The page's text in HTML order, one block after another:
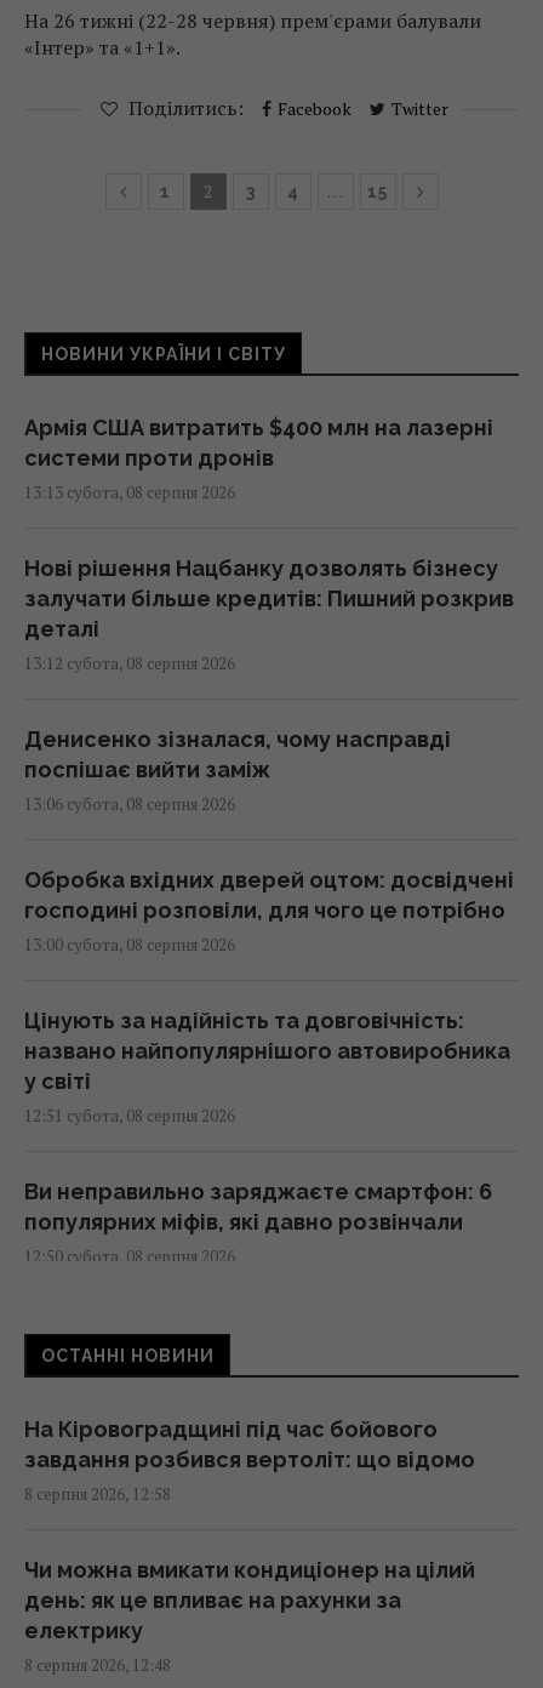
На 26 тижні (22-28 червня) прем'єрами балували
«Інтер» та «1+1».
Поділитись: Facebook Twitter
1 2 3 4 … 15
НОВИНИ УКРАЇНИ І СВІТУ
Армія США витратить $400 млн на лазерні
системи проти дронів
13:13 субота, 08 серпня 2026
Нові рішення Нацбанку дозволять бізнесу
залучати більше кредитів: Пишний розкрив
деталі
13:12 субота, 08 серпня 2026
Денисенко зізналася, чому насправді
поспішає вийти заміж
13:06 субота, 08 серпня 2026
Обробка вхідних дверей оцтом: досвідчені
господині розповіли, для чого це потрібно
13:00 субота, 08 серпня 2026
Цінують за надійність та довговічність:
названо найпопулярнішого автовиробника
у світі
12:51 субота, 08 серпня 2026
Ви неправильно заряджаєте смартфон: 6
популярних міфів, які давно розвінчали
12:50 субота, 08 серпня 2026
Усього 6 штук на день: вчені назвали
сухофрукт, який може здивувати своєю
12:42 субота, 08 серпня 2026
Ротару не змирилася з пенсією у 6 тисяч
12:27 субота, 08 серпня 2026
У Кіровоградській області розбився
бойовий вертоліт: що відомо
ОСТАННІ НОВИНИ
На Кіровоградщині під час бойового
завдання розбився вертоліт: що відомо
8 серпня 2026, 12:58
Чи можна вмикати кондиціонер на цілий
день: як це впливає на рахунки за
електрику
8 серпня 2026, 12:48